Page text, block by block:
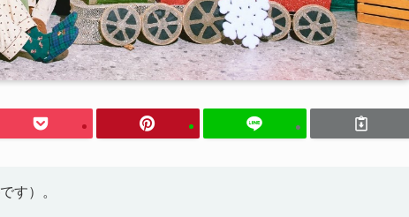
です）。